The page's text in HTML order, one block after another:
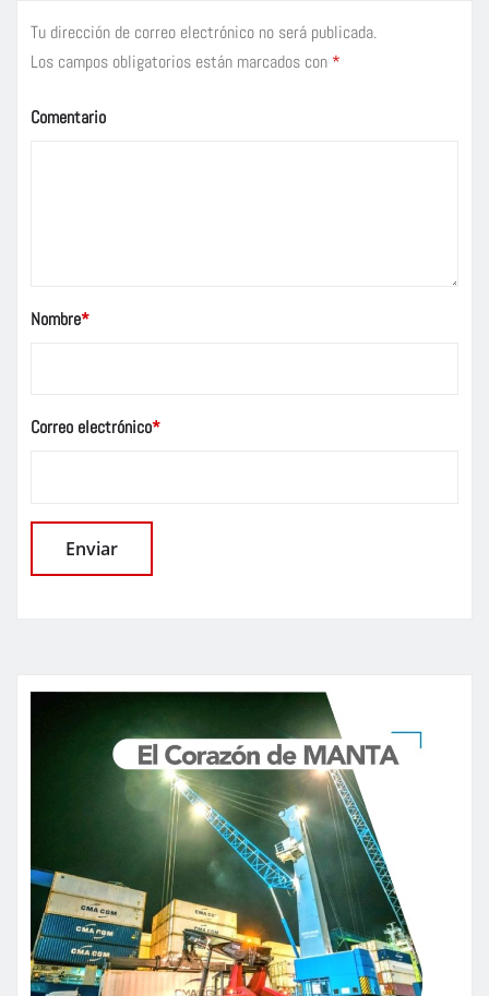
Tu dirección de correo electrónico no será publicada.
Los campos obligatorios están marcados con *
Comentario
Nombre*
Correo electrónico*